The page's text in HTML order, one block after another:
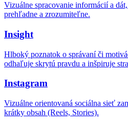
Vizuálne spracovanie informácií a
prehľadne a zrozumiteľne.
Insight
Hlboký poznatok o správaní či
odhaľuje skrytú pravdu a inšpiruje
Instagram
Vizuálne orientovaná sociálna sieť
krátky obsah (Reels, Stories).